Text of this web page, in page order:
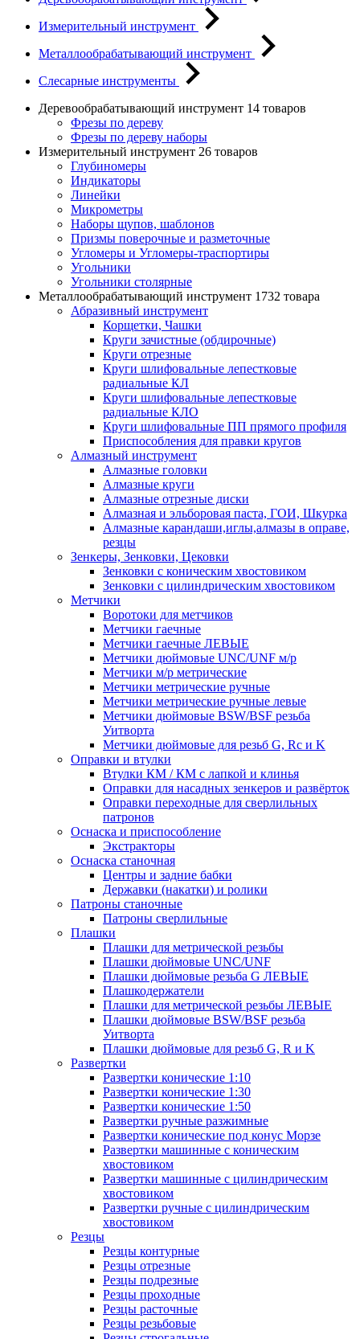
Измерительный инструмент
Металлообрабатывающий инструмент
Слесарные инструменты
Деревообрабатывающий инструмент 14 товаров
Фрезы по дереву
Фрезы по дереву наборы
Измерительный инструмент 26 товаров
Глубиномеры
Индикаторы
Линейки
Микрометры
Наборы щупов, шаблонов
Призмы поверочные и разметочные
Угломеры и Угломеры-траспортиры
Угольники
Угольники столярные
Металлообрабатывающий инструмент 1732 товара
Абразивный инструмент
Корщетки, Чашки
Круги зачистные (обдирочные)
Круги отрезные
Круги шлифовальные лепестковые
радиальные КЛ
Круги шлифовальные лепестковые
радиальные КЛО
Круги шлифовальные ПП прямого профиля
Приспособления для правки кругов
Алмазный инструмент
Алмазные головки
Алмазные круги
Алмазные отрезные диски
Алмазная и эльборовая паста, ГОИ, Шкурка
Алмазные карандаши,иглы,алмазы в оправе,
резцы
Зенкеры, Зенковки, Цековки
Зенковки с коническим хвостовиком
Зенковки с цилиндрическим хвостовиком
Метчики
Воротоки для метчиков
Метчики гаечные
Метчики гаечные ЛЕВЫЕ
Метчики дюймовые UNC/UNF м/р
Метчики м/р метрические
Метчики метрические ручные
Метчики метрические ручные левые
Метчики дюймовые BSW/BSF резьба
Уитворта
Метчики дюймовые для резьб G, Rc и K
Оправки и втулки
Втулки КМ / КМ с лапкой и клинья
Оправки для насадных зенкеров и развёрток
Оправки переходные для сверлильных
патронов
Оснаска и приспособление
Экстракторы
Оснаска станочная
Центры и задние бабки
Державки (накатки) и ролики
Патроны станочные
Патроны сверлильные
Плашки
Плашки для метрической резьбы
Плашки дюймовые UNC/UNF
Плашки дюймовые резьба G ЛЕВЫЕ
Плашкодержатели
Плашки для метрической резьбы ЛЕВЫЕ
Плашки дюймовые BSW/BSF резьба
Уитворта
Плашки дюймовые для резьб G, R и K
Развертки
Развертки конические 1:10
Развертки конические 1:30
Развертки конические 1:50
Развертки ручные разжимные
Развертки конические под конус Морзе
Развертки машинные с коническим
хвостовиком
Развертки машинные с цилиндрическим
хвостовиком
Развертки ручные с цилиндрическим
хвостовиком
Резцы
Резцы контурные
Резцы отрезные
Резцы подрезные
Резцы проходные
Резцы расточные
Резцы резьбовые